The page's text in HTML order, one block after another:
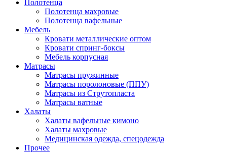
Полотенца
Полотенца махровые
Полотенца вафельные
Мебель
Кровати металлические оптом
Кровати спринг-боксы
Мебель корпусная
Матрасы
Матрасы пружинные
Матрасы поролоновые (ППУ)
Матрасы из Струтопласта
Матрасы ватные
Халаты
Халаты вафельные кимоно
Халаты махровые
Медицинская одежда, спецодежда
Прочее